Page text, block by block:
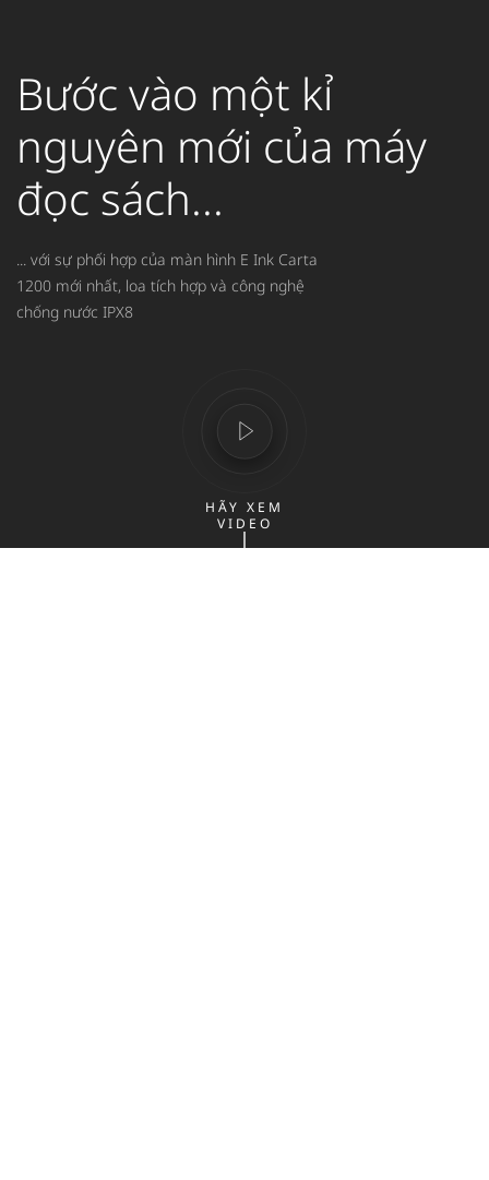
Bước vào một kỉ
nguyên mới của máy
đọc sách...
... với sự phối hợp của màn hình E Ink Carta
1200 mới nhất, loa tích hợp và công nghệ
chống nước IPX8
HÃY XEM
VIDEO